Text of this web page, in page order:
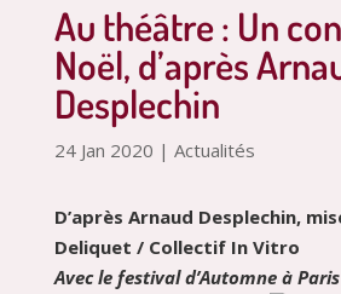
Au théâtre : Un
Noël, d’après
Desplechin
24 Jan 2020 | Actualités
D’après Arnaud Desplechin,
Deliquet / Collectif In Vitro
Avec le festival d’Automne à Paris